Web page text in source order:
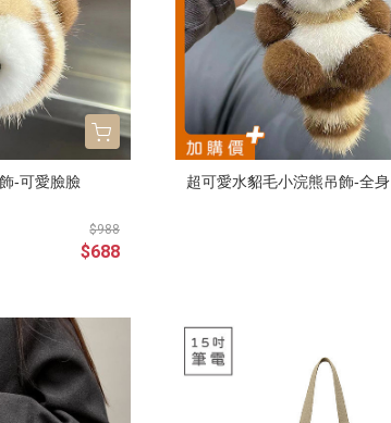
-可愛臉臉
$988
$688
超可愛水貂毛小浣熊吊飾-全身